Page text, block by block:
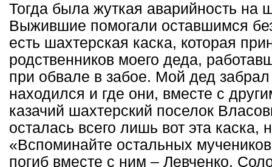
Тогда была жуткая аварийность на
Выжившие помогали оставшимся
есть шахтерская каска, которая
родственников моего деда,
при обвале в забое. Мой дед
находился и где они, вместе с
казачий шахтерский поселок
осталась всего лишь вот эта каска,
«Вспоминайте остальных
погиб вместе с ним – Левченко,